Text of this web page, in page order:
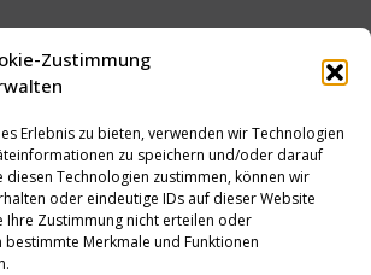
Zustimmung
Erlebnis zu bieten, verwenden wir Technologien
zu speichern und/oder darauf
diesen Technologien zustimmen, können wir
oder eindeutige IDs auf dieser Website
Ihre Zustimmung nicht erteilen oder
bestimmte Merkmale und Funktionen